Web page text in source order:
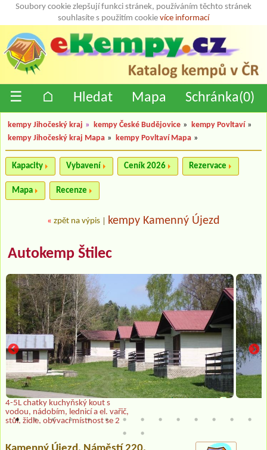
Soubory cookie zlepšují funkci stránek, používáním těchto stránek
souhlasíte s použitím cookie více informací
☰ ⌂ Hledat Mapa Schránka(0)
kempy Jihočeský kraj » kempy České Budějovice » kempy Povltaví »
kempy Jihočeský kraj Mapa » kempy Povltaví Mapa »
Kapacity Vybavení Ceník 2026 Rezervace
Mapa Recenze
« zpět na výpis kempy Kamenný Újezd
Autokemp Štilec
4-5L chatky kuchyňský kout s
vodou, nádobím, lednicí a el. vařič,
stůl, židle, obývací místnost se 2